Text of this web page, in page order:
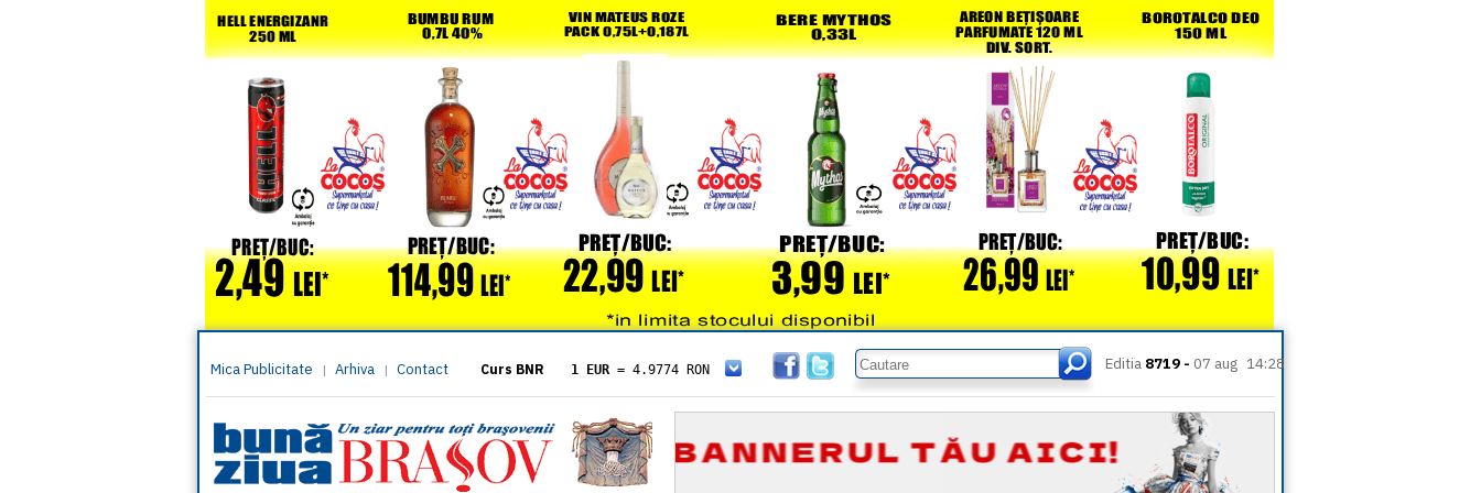
Mica Publicitate | Arhiva | Contact Curs BNR 1 EUR = 4.9774 RON
= 5.8304 RON
1 XAU= 464.4611 RON
1 AED= 1.1933 RON
1 AUD= 2.7957 RON
1 BGN= 2.5449 RON
Editia 8719 - 07 aug 14:28